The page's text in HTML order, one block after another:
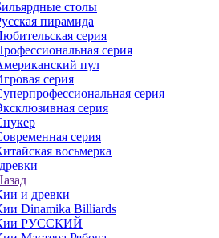
столы
пирамида
серия
серия
пул
серия
серия
серия
серия
восьмерка
и древки
Dinamika Billiards
РУССКИЙ